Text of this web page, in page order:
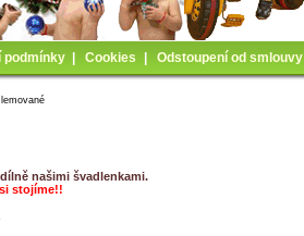
podmínky Cookies Odstoupení od smlouvy
našimi švadlenkami.
stojíme!!